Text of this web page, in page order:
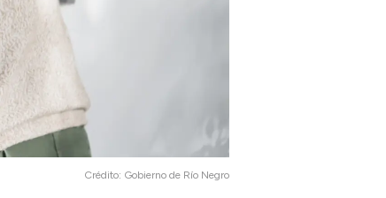
Crédito: Gobierno de Río Negro